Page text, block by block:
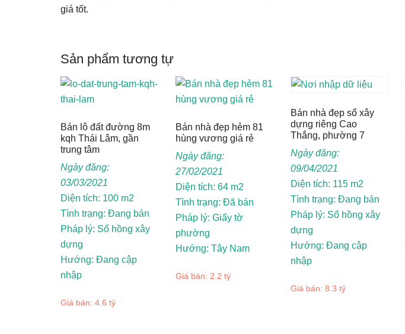
giá tốt.
Sản phẩm tương tự
Bán lô đất đường 8m
kqh Thái Lâm, gần
trung tâm
Ngày đăng:
03/03/2021
Diện tích: 100 m2
Tình trạng: Đang bán
Pháp lý: Sổ hồng xây
dựng
Hướng: Đang cập
nhập
Giá bán: 4.6 tỷ
Bán nhà đẹp hẻm 81
hùng vương giá rẻ
Ngày đăng:
27/02/2021
Diện tích: 64 m2
Tình trạng: Đã bán
Pháp lý: Giấy tờ
phường
Hướng: Tây Nam
Giá bán: 2.2 tỷ
Bán nhà đẹp sổ xây
dựng riêng Cao
Thắng, phường 7
Ngày đăng:
09/04/2021
Diện tích: 115 m2
Tình trạng: Đang bán
Pháp lý: Sổ hồng xây
dựng
Hướng: Đang cập
nhập
Giá bán: 8.3 tỷ